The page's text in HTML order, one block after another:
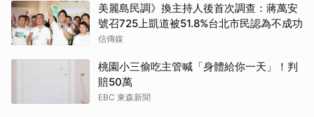
美麗島民調》換主持人後首次調查：蔣萬安
號召725上凱道被51.8%台北市民認為不成功
信傳媒
桃園小三偷吃主管喊「身體給你一天」！判
賠50萬
EBC 東森新聞